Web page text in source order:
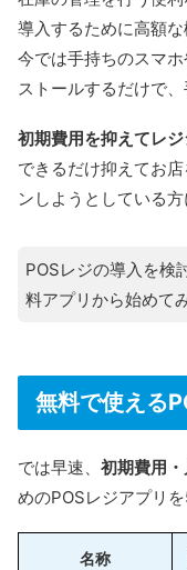
導入するために高額な
今では手持ちのスマ
ストールするだけで
初期費用を抑えてレ
できるだけ抑えてお
ンしようとしている方
POSレジの導入を検
料アプリから始めて
無料で使える
では早速、 初期費用
めのPOSレジアプリを
名称